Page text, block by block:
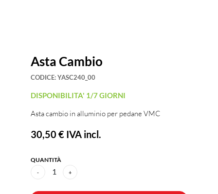
Asta Cambio
CODICE:YASC240_00
DISPONIBILITA' 1/7 GIORNI
Asta cambio in alluminio per pedane VMC
30,50 € IVA incl.
QUANTITÀ
- 1 +